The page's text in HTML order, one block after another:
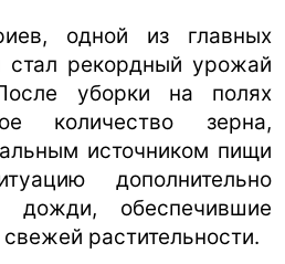
одной из главных
стал рекордный урожай
уборки на полях
количество зерна,
источником пищи
дополнительно
дожди, обеспечившие
растительности.